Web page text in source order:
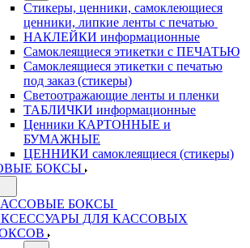
Стикеры, ценники, самоклеющиеся
ценники, липкие ленты с печатью
НАКЛЕЙКИ информационные
Самоклеящиеся этикетки с ПЕЧАТЬЮ
Самоклеящиеся этикетки с печатью
под заказ (стикеры)
Светоотражающие ленты и пленки
ТАБЛИЧКИ информационные
Ценники КАРТОННЫЕ и
БУМАЖНЫЕ
ЦЕННИКИ самоклеящиеся (стикеры)
БОКСЫ
БОКСЫ
ДЛЯ КАССОВЫХ